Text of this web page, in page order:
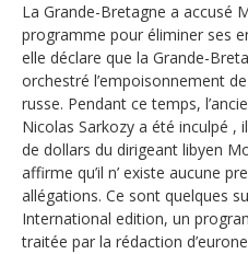
La Grande-Bretagne a accusé
programme pour éliminer ses
elle déclare que la Grande-
orchestré l’empoisonnement
russe. Pendant ce temps,
Nicolas Sarkozy a été inculpé ,
de dollars du dirigeant libyen
affirme qu’il n’ existe aucune
allégations. Ce sont quelques
International edition, un
traitée par la rédaction